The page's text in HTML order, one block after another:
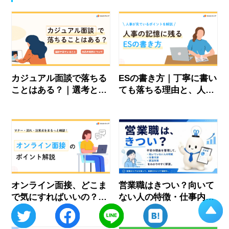
カジュアル面談で落ちる
ことはある？｜選考との
ESの書き方｜丁寧に書い
ても落ちる理由と、人事
オンライン面接、どこま
で気にすればいいの？マ
ナー・当日の流れ・注意
点を確認！
営業職はきつい？向いて
ない人の特徴・仕事内
容・応募前に確認すべき
ことを解説